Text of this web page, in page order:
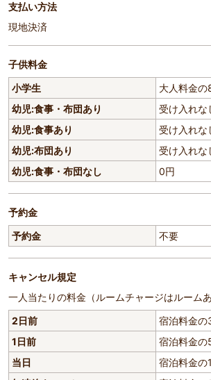
支払い方法
現地決済
子供料金
小学生
大人料金の
幼児:食事・布団あり
受け入れな
幼児:食事あり
受け入れな
幼児:布団あり
受け入れな
幼児:食事・布団なし
0円
予約金
予約金
不要
キャンセル規定
一人当たりの料金（ルームチャージはルームあ
2日前
宿泊料金の
1日前
宿泊料金の
当日
宿泊料金の